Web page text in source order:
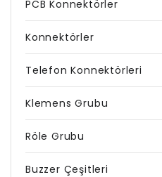
PCB Konnektörler
Konnektörler
Telefon Konnektörleri
Klemens Grubu
Röle Grubu
Buzzer Çeşitleri